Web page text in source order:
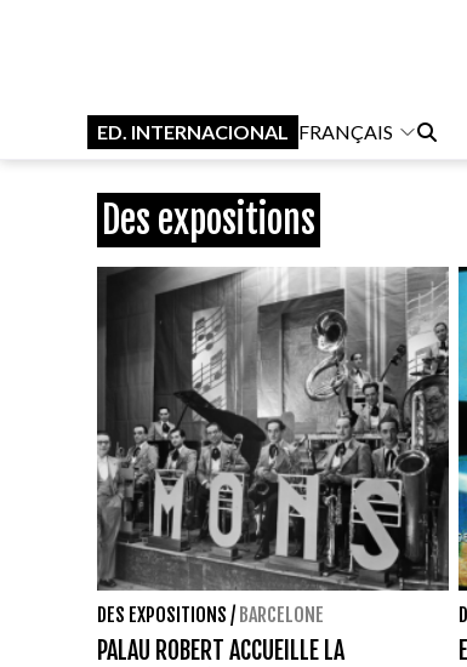
ED. INTERNACIONAL FRANÇAIS
Des expositions
DES EXPOSITIONS / BARCELONE
PALAU ROBERT ACCUEILLE LA